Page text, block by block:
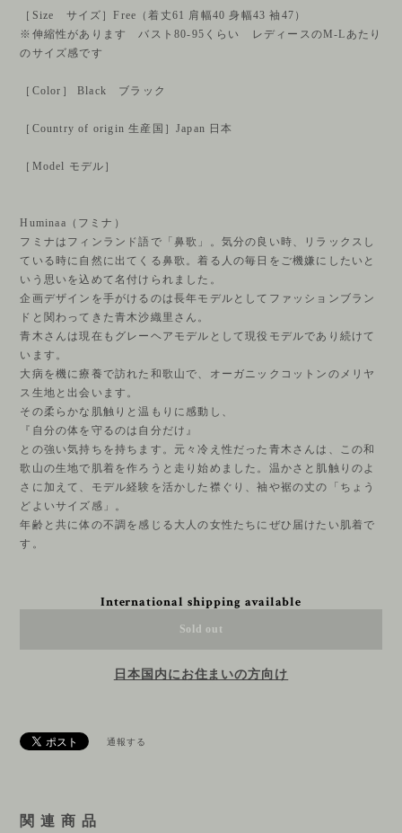
［Size サイズ］Free（着丈61 肩幅40 身幅43 袖47）
※伸縮性があります バスト80-95くらい レディースのM-Lあたり
のサイズ感です
［Color］ Black ブラック
［Country of origin 生産国］Japan 日本
［Model モデル］
Huminaa（フミナ）
フミナはフィンランド語で「鼻歌」。気分の良い時、リラックスし
ている時に自然に出てくる鼻歌。着る人の毎日をご機嫌にしたいと
いう思いを込めて名付けられました。
企画デザインを手がけるのは長年モデルとしてファッションブラン
ドと関わってきた青木沙織里さん。
青木さんは現在もグレーヘアモデルとして現役モデルであり続けて
います。
大病を機に療養で訪れた和歌山で、オーガニックコットンのメリヤ
ス生地と出会います。
その柔らかな肌触りと温もりに感動し、
『自分の体を守るのは自分だけ』
との強い気持ちを持ちます。元々冷え性だった青木さんは、この和
歌山の生地で肌着を作ろうと走り始めました。温かさと肌触りのよ
さに加えて、モデル経験を活かした襟ぐり、袖や裾の丈の「ちょう
どよいサイズ感」。
年齢と共に体の不調を感じる大人の女性たちにぜひ届けたい肌着で
す。
International shipping available
Sold out
日本国内にお住まいの方向け
通報する
関 連 商 品